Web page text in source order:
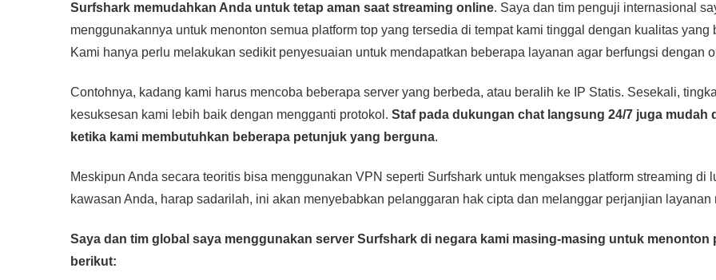
Surfshark memudahkan Anda untuk tetap aman saat streaming online. Saya dan tim penguji internasional
menggunakannya untuk menonton semua platform top yang tersedia di tempat kami tinggal dengan kualitas yang
Kami hanya perlu melakukan sedikit penyesuaian untuk mendapatkan beberapa layanan agar berfungsi dengan
Contohnya, kadang kami harus mencoba beberapa server yang berbeda, atau beralih ke IP Statis. Sesekali,
kesuksesan kami lebih baik dengan mengganti protokol. Staf pada dukungan chat langsung 24/7 juga mudah
ketika kami membutuhkan beberapa petunjuk yang berguna.
Meskipun Anda secara teoritis bisa menggunakan VPN seperti Surfshark untuk mengakses platform streaming di
kawasan Anda, harap sadarilah, ini akan menyebabkan pelanggaran hak cipta dan melanggar perjanjian layanan
Saya dan tim global saya menggunakan server Surfshark di negara kami masing-masing untuk menonton
berikut: